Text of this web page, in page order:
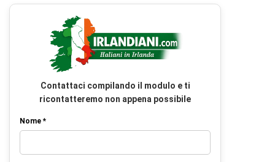
Contattaci compilando il modulo e ti
ricontatteremo non appena possibile
Nome *